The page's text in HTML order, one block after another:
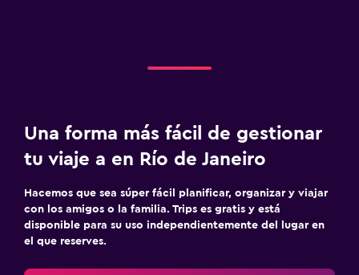
Una forma más fácil de gestionar
tu viaje a en Río de Janeiro
Hacemos que sea súper fácil planificar, organizar y viajar
con los amigos o la familia. Trips es gratis y está
disponible para su uso independientemente del lugar en
el que reserves.